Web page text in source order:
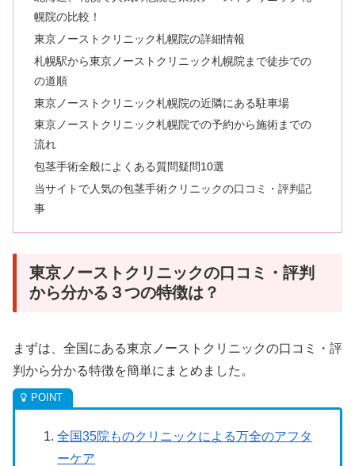
幌院の比較！
東京ノーストクリニック札幌院の詳細情報
札幌駅から東京ノーストクリニック札幌院まで徒歩での
の道順
東京ノーストクリニック札幌院の近隣にある駐車場
東京ノーストクリニック札幌院での予約から施術までの
流れ
包茎手術全般によくある質問疑問10選
当サイトで人気の包茎手術クリニックの口コミ・評判記
事
東京ノーストクリニックの口コミ・評判
から分かる３つの特徴は？
まずは、全国にある東京ノーストクリニックの口コミ・評
判から分かる特徴を簡単にまとめました。
全国35院ものクリニックによる万全のアフタ
ーケア